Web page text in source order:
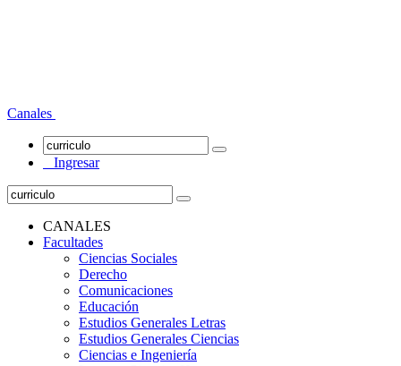
Canales
Ingresar
CANALES
Facultades
Ciencias Sociales
Derecho
Comunicaciones
Educación
Estudios Generales Letras
Estudios Generales Ciencias
Ciencias e Ingeniería